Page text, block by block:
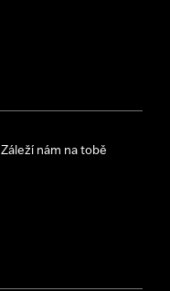
Záleží nám na tobě